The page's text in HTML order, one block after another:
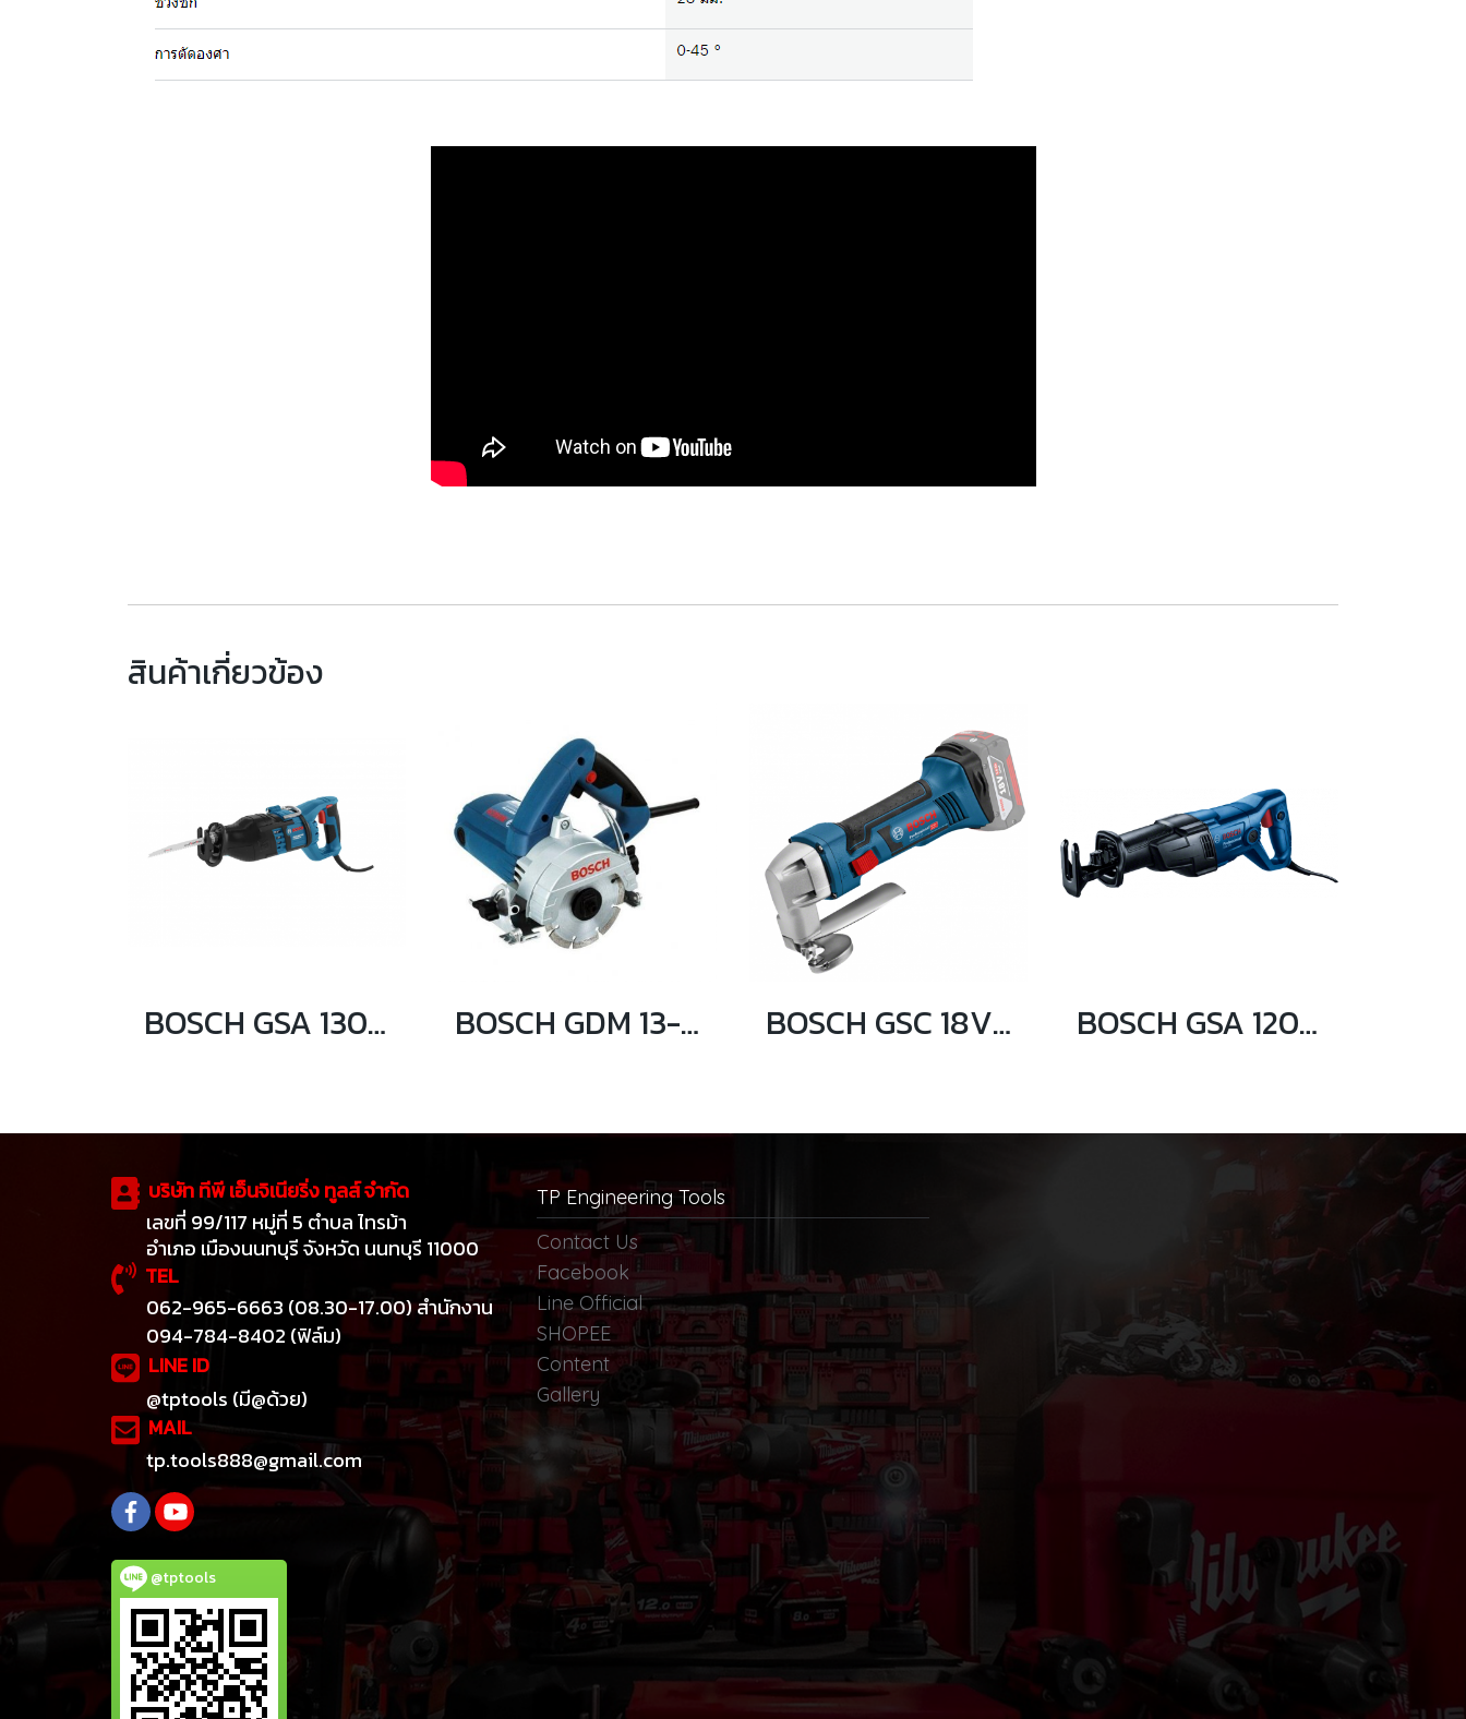
สินค้าเกี่ยวข้อง
BOSCH GSA 1300 PCE เลื่อยชักอเนกประสงค์ 1,300 วัตต์ BOSCH GDM 13-34 เครื่องตัดหินอ่อน 1300 วัตต์ (ไม่มีสายน้ำ) BOSCH GSC 18V-16 เครื่องตัดแผ่นโลหะไร้สาย 18V (ตัวเปล่า) BOSCH GSA 120 เลื่อยชักอเนกประสงค์ 1200 วัตต์
บริษัท ทีพี เอ็นจิเนียริ่ง ทูลส์ จำกัด
เลขที่ 99/117 หมู่ที่ 5 ตำบล ไทรม้า
อำเภอ เมืองนนทบุรี จังหวัด นนทบุรี 11000
TEL
062-965-6663 (08.30-17.00) สำนักงาน
094-784-8402 (ฟิล์ม)
LINE ID
@tptools (มี@ด้วย)
MAIL
tp.tools888@gmail.com
@tptools
TP Engineering Tools
Contact Us
Facebook
Line Official
SHOPEE
Content
Gallery